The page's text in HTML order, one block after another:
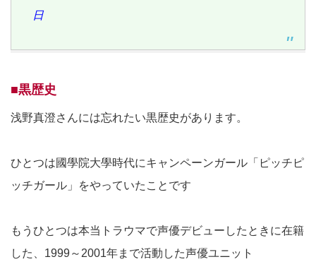
日
■黒歴史
浅野真澄さんには忘れたい黒歴史があります。
ひとつは國學院大學時代にキャンペーンガール「ピッチピ
ッチガール」をやっていたことです
もうひとつは本当トラウマで声優デビューしたときに在籍
した、1999～2001年まで活動した声優ユニット